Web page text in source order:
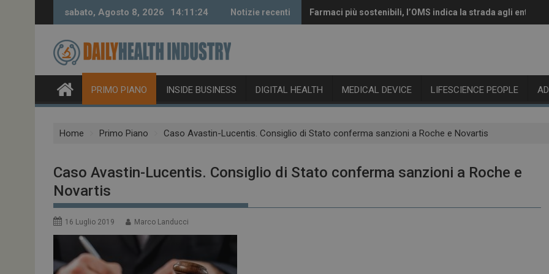
sabato, Agosto 8, 2026 14:11:25 Notizie recenti Farmaci più sostenibili, l’OMS indica la strada agli enti
Vaccini anti-Covid, il CHMP raccomanda l’aggiornamento
PRIMO PIANO INSIDE BUSINESS DIGITAL HEALTH MEDICAL DEVICE LIFESCIENCE PEOPLE
Home Primo Piano Caso Avastin-Lucentis. Consiglio di Stato conferma sanzioni a Roche e Novartis
Caso Avastin-Lucentis. Consiglio di Stato conferma sanzioni a Roche e
Novartis
16 Luglio 2019 Marco Landucci